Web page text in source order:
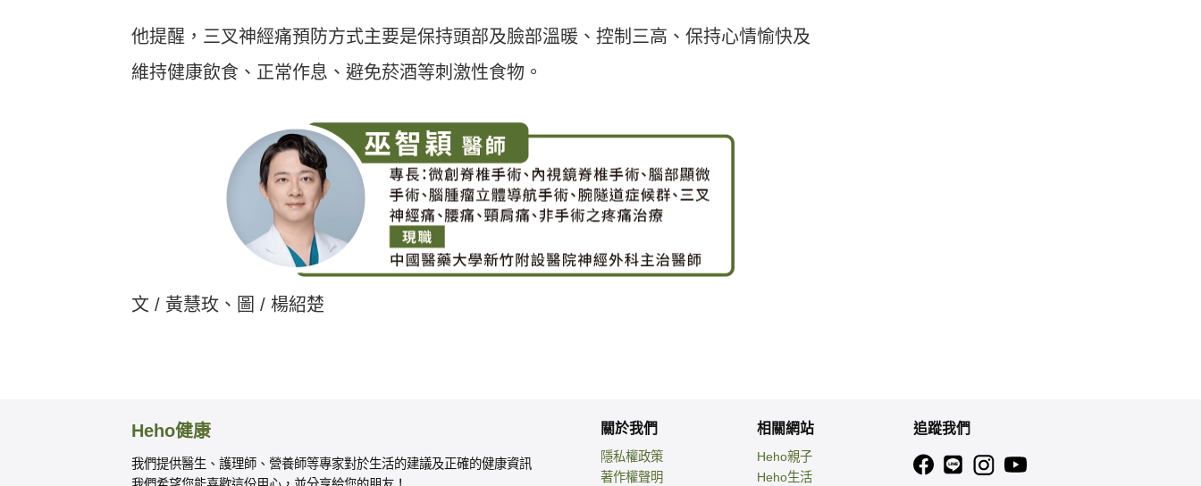
他提醒，三叉神經痛預防方式主要是保持頭部及臉部溫暖、控制三高、保持心情愉快及
維持健康飲食、正常作息、避免菸酒等刺激性食物。
文 / 黃慧玫、圖 / 楊紹楚
Heho健康
我們提供醫生、護理師、營養師等專家對於生活的建議及正確的健康資訊
關於我們
隱私權政策
著作權聲明
相關網站
Heho親子
Heho生活
追蹤我們